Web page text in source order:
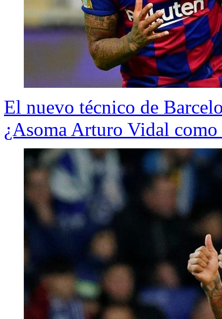
El nuevo técnico de
¿Asoma Arturo Vidal